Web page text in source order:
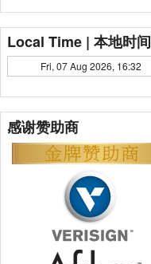
Local Time | 本地时间
Fri, 07 Aug 2026, 16:32
感谢赞助商